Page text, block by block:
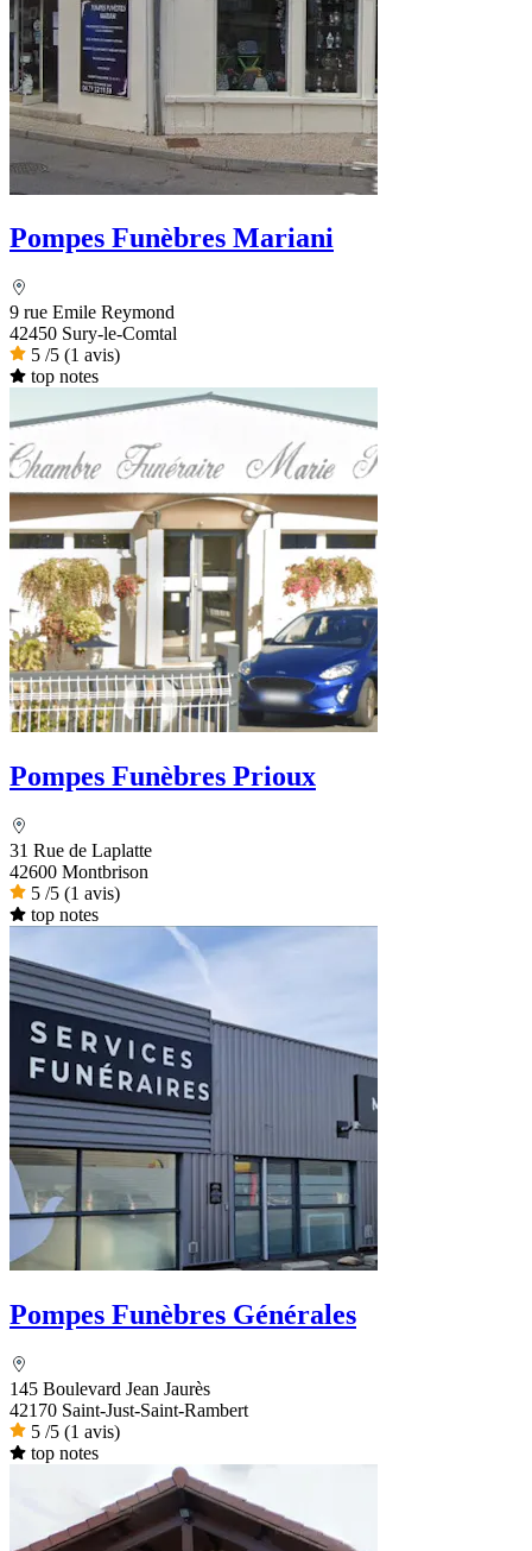
Pompes Funèbres Mariani
9 rue Emile Reymond
42450 Sury-le-Comtal
5 /5 (1 avis)
top notes
Pompes Funèbres Prioux
31 Rue de Laplatte
42600 Montbrison
5 /5 (1 avis)
top notes
Pompes Funèbres Générales
145 Boulevard Jean Jaurès
42170 Saint-Just-Saint-Rambert
5 /5 (1 avis)
top notes